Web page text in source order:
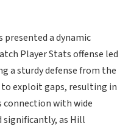
a dynamic
Player Stats offense led
a sturdy defense from the
exploit gaps, resulting in
connection with wide
significantly, as Hill